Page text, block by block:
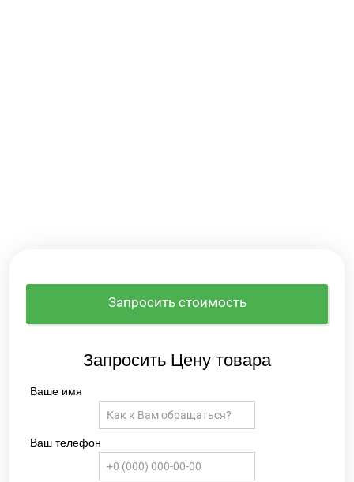
Запросить стоимость
Запросить Цену товара
Ваше имя
Ваш телефон